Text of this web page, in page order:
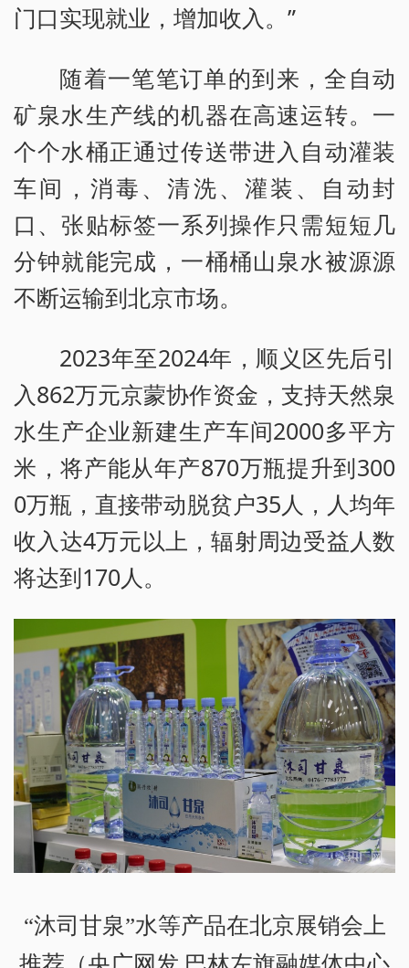
门口实现就业，增加收入。”
随着一笔笔订单的到来，全自动
矿泉水生产线的机器在高速运转。一
个个水桶正通过传送带进入自动灌装
车间，消毒、清洗、灌装、自动封
口、张贴标签一系列操作只需短短几
分钟就能完成，一桶桶山泉水被源源
不断运输到北京市场。
2023年至2024年，顺义区先后引
入862万元京蒙协作资金，支持天然泉
水生产企业新建生产车间2000多平方
米，将产能从年产870万瓶提升到300
0万瓶，直接带动脱贫户35人，人均年
收入达4万元以上，辐射周边受益人数
将达到170人。
“沐司甘泉”水等产品在北京展销会上